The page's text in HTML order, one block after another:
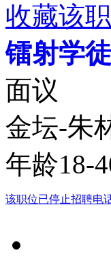
收藏该
镭射学
面议
金坛-朱
年龄18-
该职位已停止招聘电